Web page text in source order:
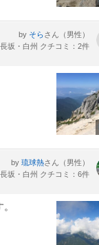
by そらさん（男性）
長坂・白州 クチコミ：2件
by 琉球熱さん（男性）
長坂・白州 クチコミ：6件